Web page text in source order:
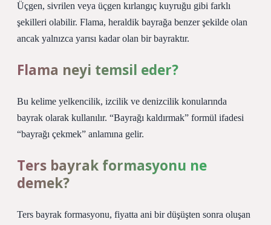
Üçgen, sivrilen veya üçgen kırlangıç ​​kuyruğu gibi farklı
şekilleri olabilir. Flama, heraldik bayrağa benzer şekilde olan
ancak yalnızca yarısı kadar olan bir bayraktır.
Flama neyi temsil eder?
Bu kelime yelkencilik, izcilik ve denizcilik konularında
bayrak olarak kullanılır. “Bayrağı kaldırmak” formül ifadesi
“bayrağı çekmek” anlamına gelir.
Ters bayrak formasyonu ne
demek?
Ters bayrak formasyonu, fiyatta ani bir düşüşten sonra oluşan